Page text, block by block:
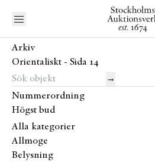
Arkiv
Orientaliskt - Sida 14
→
Nummerordning
Högst bud
Alla kategorier
Allmoge
Belysning